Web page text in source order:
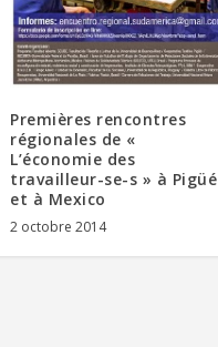
Premières rencontres
régionales de «
L’économie des
travailleur-se-s » à Pigüé
et à Mexico
2 octobre 2014